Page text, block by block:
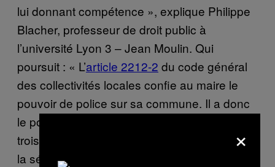
lui donnant compétence », explique Philippe
Blacher, professeur de droit public à
l’université Lyon 3 – Jean Moulin. Qui
poursuit : « L’article 2212-2 du code général
des collectivités locales confie au maire le
pouvoir de police sur sa commune. Il a donc
le pouvoir – et même le devoir – de veiller à
trois choses : le maintien de l’ordre public, de
la sécurité publique et de la salubrité publique
×